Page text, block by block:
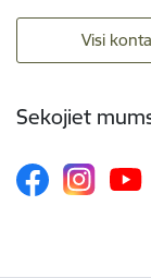
Visi
Sekojiet